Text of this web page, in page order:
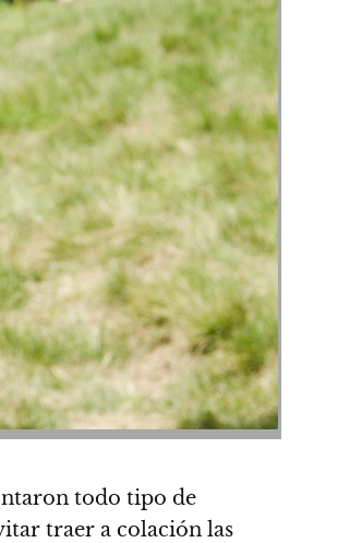
todo tipo de
traer a colación las